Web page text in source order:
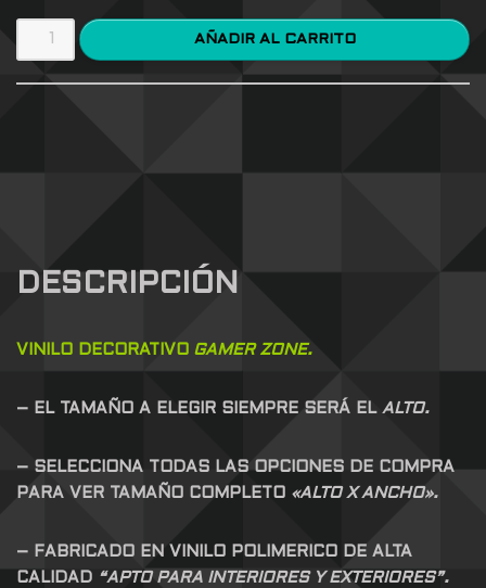
AÑADIR AL CARRITO
DESCRIPCIÓN
VINILO DECORATIVO GAMER ZONE.
– EL TAMAÑO A ELEGIR SIEMPRE SERÁ EL ALTO.
– SELECCIONA TODAS LAS OPCIONES DE COMPRA
PARA VER TAMAÑO COMPLETO «ALTO X ANCHO».
– FABRICADO EN VINILO POLIMERICO DE ALTA
CALIDAD “APTO PARA INTERIORES Y EXTERIORES”.